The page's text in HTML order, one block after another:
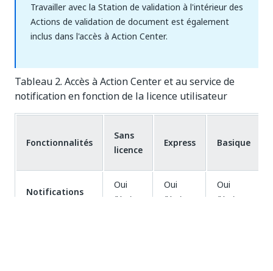
Travailler avec la Station de validation à l'intérieur des
Actions de validation de document est également
inclus dans l'accès à Action Center.
Tableau 2. Accès à Action Center et au service de
notification en fonction de la licence utilisateur
Fonctionnalités
Sans
licence
Express Basique
Notifications
Oui
(Yes)
Oui
(Yes)
Oui
(Yes)